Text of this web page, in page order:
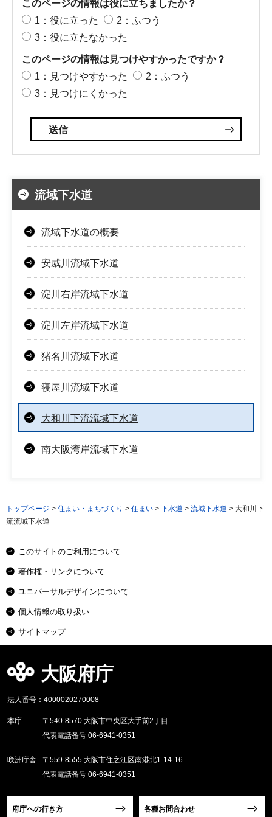
このページの情報は役に立ちましたか？
1：役に立った
2：ふつう
3：役に立たなかった
このページの情報は見つけやすかったですか？
1：見つけやすかった
2：ふつう
3：見つけにくかった
流域下水道
流域下水道の概要
安威川流域下水道
淀川右岸流域下水道
淀川左岸流域下水道
猪名川流域下水道
寝屋川流域下水道
大和川下流流域下水道
南大阪湾岸流域下水道
トップページ > 住まい・まちづくり > 住まい > 下水道 > 流域下水道 > 大和川下
流流域下水道
このサイトのご利用について
著作権・リンクについて
ユニバーサルデザインについて
個人情報の取り扱い
サイトマップ
大阪府庁
法人番号：4000020270008
本庁
〒540-8570 大阪市中央区大手前2丁目
代表電話番号 06-6941-0351
咲洲庁舎
〒559-8555 大阪市住之江区南港北1-14-16
代表電話番号 06-6941-0351
府庁への行き方 各種お問合わせ